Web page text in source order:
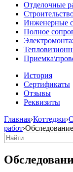
Отделочные
Инженерные
Полное
История
Сертификаты
Отзывы
Реквизиты
Главная›Коттеджи›
работ›